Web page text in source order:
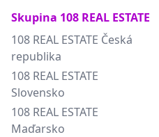
Skupina 108 REAL ESTATE
108 REAL ESTATE Česká
republika
108 REAL ESTATE
Slovensko
108 REAL ESTATE
Maďarsko